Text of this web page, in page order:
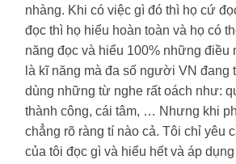
nhàng. Khi có việc gì đó thì họ cứ
đọc thì họ hiểu hoàn toàn và họ có
năng đọc và hiểu 100% những điều
là kĩ năng mà đa số người VN đang
dùng những từ nghe rất oách như:
thành công, cái tâm, … Nhưng khi
chẳng rõ ràng tí nào cả. Tôi chỉ yêu
của tôi đọc gì và hiểu hết và áp